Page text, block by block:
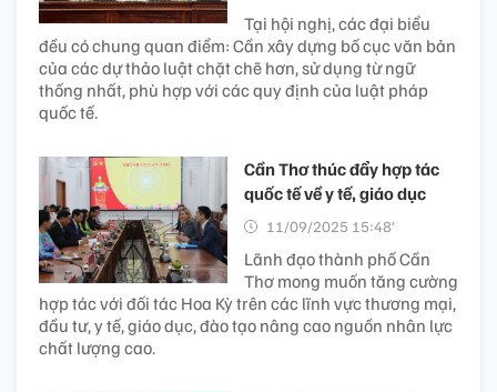
Tại hội nghị, các đại biểu
đều có chung quan điểm: Cần xây dựng bố cục văn bản
của các dự thảo luật chặt chẽ hơn, sử dụng từ ngữ
thống nhất, phù hợp với các quy định của luật pháp
quốc tế.
Cần Thơ thúc đẩy hợp tác
quốc tế về y tế, giáo dục
11/09/2025 15:48’
Lãnh đạo thành phố Cần
Thơ mong muốn tăng cường
hợp tác với đối tác Hoa Kỳ trên các lĩnh vực thương mại,
đầu tư, y tế, giáo dục, đào tạo nâng cao nguồn nhân lực
chất lượng cao.